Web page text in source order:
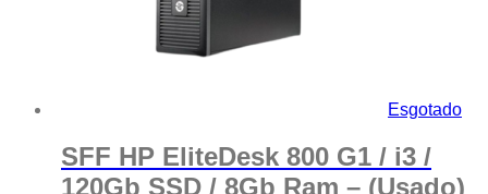
Esgotado
SFF HP EliteDesk 800 G1 / i3 /
120Gb SSD / 8Gb Ram – (Usado)